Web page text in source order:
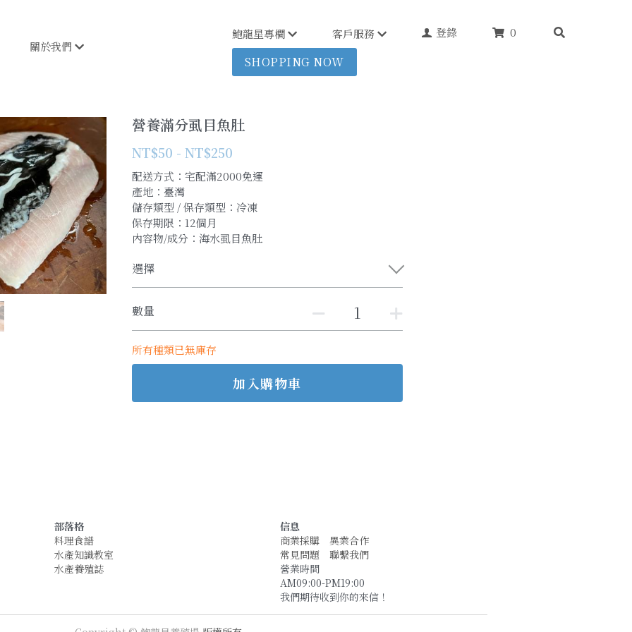
關於我們
鮑龍星專欄 客戶服務 登錄 0
SHOPPING NOW
營養滿分虱目魚肚
NT$50 - NT$250
配送方式：宅配滿2000免運
產地：臺灣
儲存類型 / 保存類型：冷凍
保存期限：12個月
內容物/成分：海水虱目魚肚
選擇
數量
所有種類已無庫存
加入購物車